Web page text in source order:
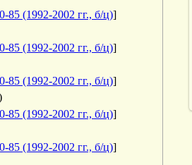
85 (1992-2002 гг., б/ц)]
85 (1992-2002 гг., б/ц)]
85 (1992-2002 гг., б/ц)]
85 (1992-2002 гг., б/ц)]
85 (1992-2002 гг., б/ц)]